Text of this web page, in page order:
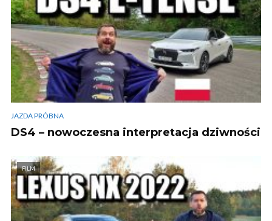
JAZDA PRÓBNA
DS4 – nowoczesna interpretacja dziwności
FILM